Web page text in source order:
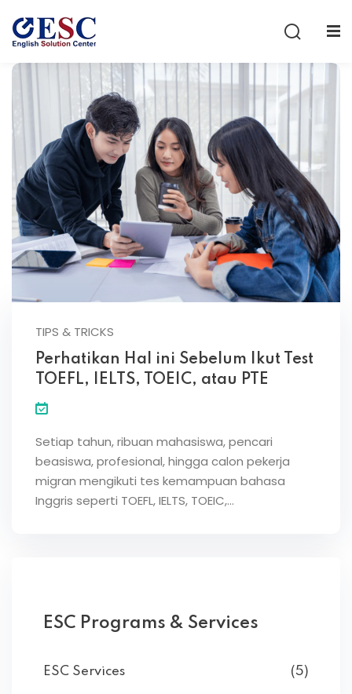
TIPS & TRICKS
Perhatikan Hal ini Sebelum Ikut Test
TOEFL, IELTS, TOEIC, atau PTE
Setiap tahun, ribuan mahasiswa, pencari
beasiswa, profesional, hingga calon pekerja
migran mengikuti tes kemampuan bahasa
Inggris seperti TOEFL, IELTS, TOEIC,…
ESC Programs & Services
ESC Services (5)
Sign in
Don’t have an account?
Remember me Lost your password?